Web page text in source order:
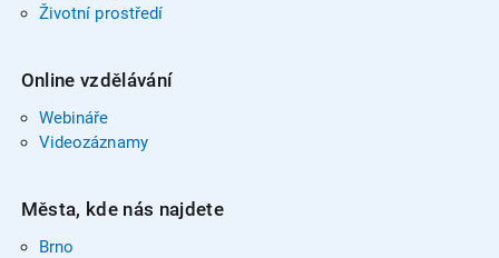
Životní prostředí
Online vzdělávání
Webináře
Videozáznamy
Města, kde nás najdete
Brno